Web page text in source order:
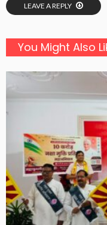
LEAVE A REPLY
You Might Also